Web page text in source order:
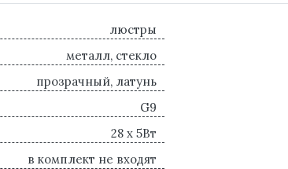
люстры
металл, стекло
прозрачный, латунь
G9
28 x 5Вт
в комплект не входят